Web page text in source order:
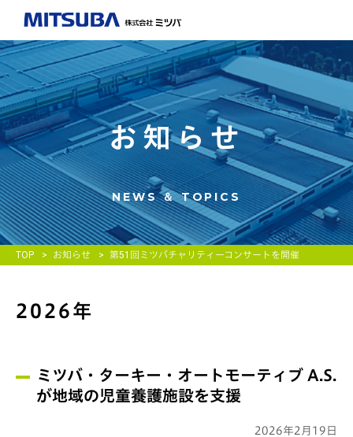
お知らせ
NEWS ＆ TOPICS
TOP お知らせ 第51回ミツバチャリティーコンサートを開催
2026年
ミツバ・ターキー・オートモーティブ A.S.
が地域の児童養護施設を支援
2026年2月19日